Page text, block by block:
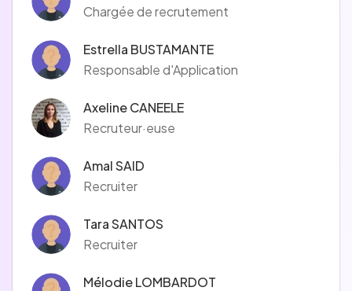
Chargée de recrutement
Estrella BUSTAMANTE
Responsable d'Application
Axeline CANEELE
Recruteur·euse
Amal SAID
Recruiter
Tara SANTOS
Recruiter
Mélodie LOMBARDOT